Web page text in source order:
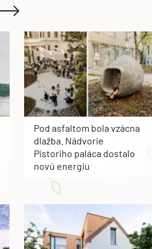
Pod asfaltom bola vzácna
dlažba. Nádvorie
Pistoriho paláca dostalo
novú energiu